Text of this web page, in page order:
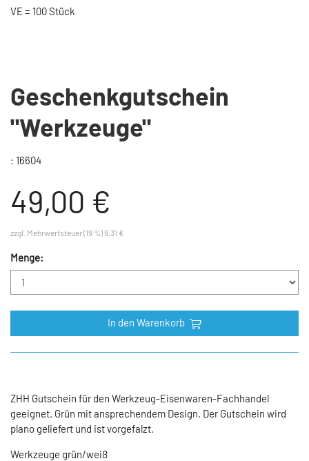
VE = 100 Stück
Geschenkgutschein
"Werkzeuge"
: 16604
49,00 €
zzgl. Mehrwertsteuer (19 %) 9,31 €
Menge:
In den Warenkorb
ZHH Gutschein für den Werkzeug-Eisenwaren-Fachhandel
geeignet. Grün mit ansprechendem Design. Der Gutschein wird
plano geliefert und ist vorgefalzt.
Werkzeuge grün/weiß